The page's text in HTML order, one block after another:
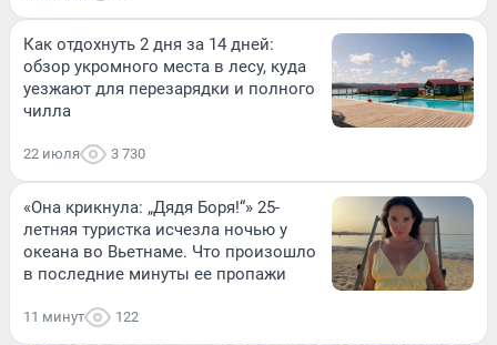
Как отдохнуть 2 дня за 14 дней:
обзор укромного места в лесу, куда
уезжают для перезарядки и полного
чилла
22 июля 3 730
«Она крикнула: „Дядя Боря!“» 25-
летняя туристка исчезла ночью у
океана во Вьетнаме. Что произошло
в последние минуты ее пропажи
11 минут 122